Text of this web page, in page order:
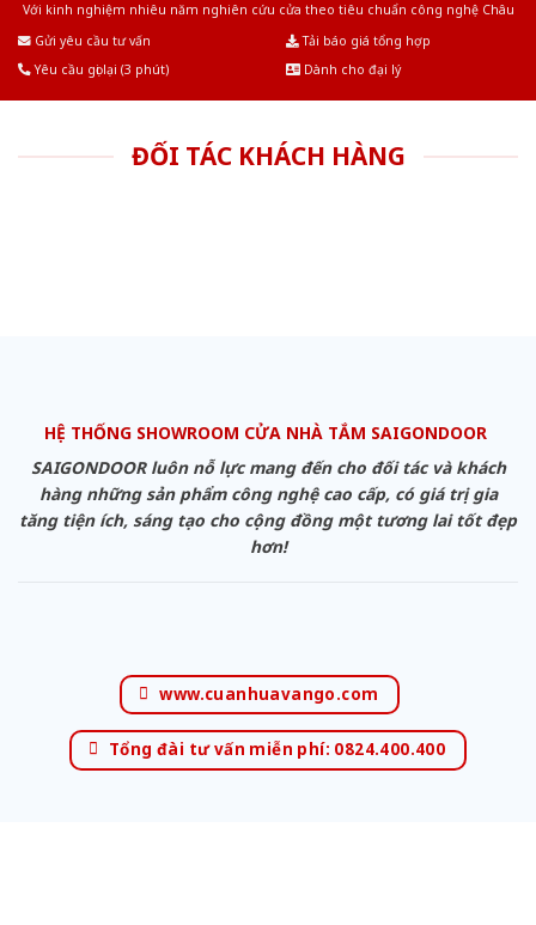
Với kinh nghiệm nhiêu năm nghiên cứu cửa theo tiêu chuẩn công nghệ Châu
Gửi yêu cầu tư vấn
Tải báo giá tổng hợp
Yêu cầu gọi lại (3 phút)
Dành cho đại lý
ĐỐI TÁC KHÁCH HÀNG
HỆ THỐNG SHOWROOM CỬA NHÀ TẮM SAIGONDOOR
SAIGONDOOR luôn nỗ lực mang đến cho đối tác và khách
hàng những sản phẩm công nghệ cao cấp, có giá trị gia
tăng tiện ích, sáng tạo cho cộng đồng một tương lai tốt đẹp
hơn!
www.cuanhuavango.com
Tổng đài tư vấn miễn phí: 0824.400.400